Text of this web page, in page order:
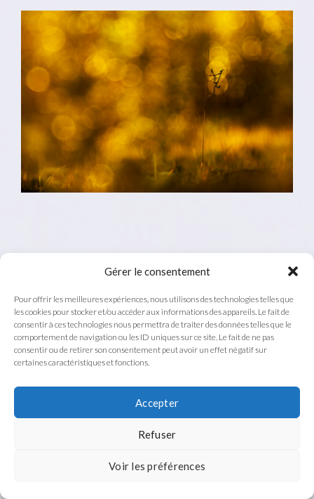
Gérer le consentement
Pour offrir les meilleures expériences, nous utilisons des technologies telles que
les cookies pour stocker et/ou accéder aux informations des appareils. Le fait de
consentir à ces technologies nous permettra de traiter des données telles que le
comportement de navigation ou les ID uniques sur ce site. Le fait de ne pas
consentir ou de retirer son consentement peut avoir un effet négatif sur
certaines caractéristiques et fonctions.
Accepter
Refuser
Voir les préférences
Les empuses vivent sur les prairies sèches bien
exposées. Elles fréquentent le même milieu que les